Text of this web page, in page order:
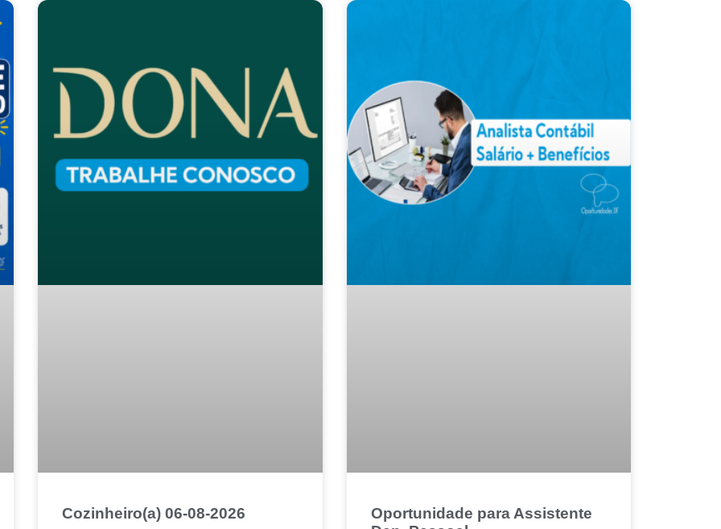
Cozinheiro(a) 06-08-2026
Oportunidade para Assistente